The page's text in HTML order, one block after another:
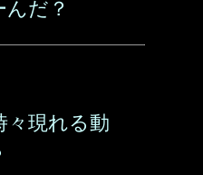
だ？
々現れる動